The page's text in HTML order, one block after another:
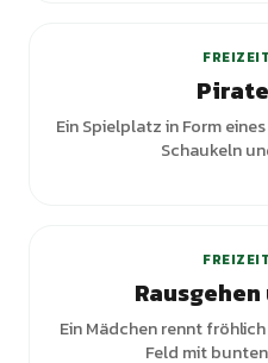
Ein Spielplatz in Form
Schaukeln
Ein Mädchen rennt
Feld mit